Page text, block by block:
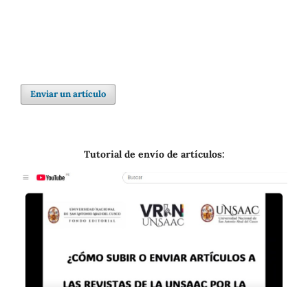
Enviar un artículo
Tutorial de envío de artículos: